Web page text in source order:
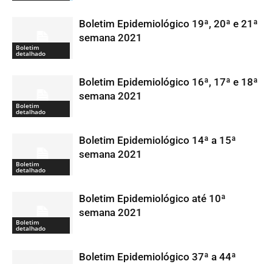
Boletim
detalhado
Boletim Epidemiológico 19ª, 20ª e 21ª
semana 2021
Boletim
detalhado
Boletim Epidemiológico 16ª, 17ª e 18ª
semana 2021
Boletim
detalhado
Boletim Epidemiológico 14ª a 15ª
semana 2021
Boletim
detalhado
Boletim Epidemiológico até 10ª
semana 2021
Boletim Epidemiológico 37ª a 44ª